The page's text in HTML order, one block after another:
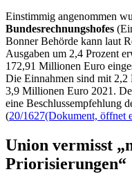
Einstimmig angenommen
Bundesrechnungshofes
Bonner Behörde kann laut
Ausgaben um 2,4 Prozent
172,91 Millionen Euro
Die Einnahmen sind mit 2,2
3,9 Millionen Euro 2021.
eine Beschlussempfehlung
(20/1627(Dokument, öffnet
Union vermisst
Priorisierungen“